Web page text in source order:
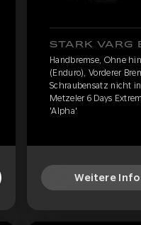
STARK VARG
Handbremse, Ohne
(Enduro), Vorderer
Schraubensatz nicht
Metzeler 6 Days
'Alpha'
Weitere